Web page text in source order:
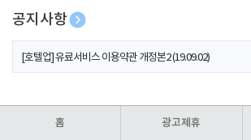
공지사항
[호텔업] 개인정보 처리방침 개정본1 (19.09.02)
[호텔업] 유료서비스 이용약관 개정본2 (19.09.02)
홈 광고제휴